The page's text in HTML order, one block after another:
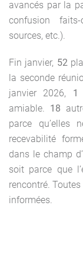
avancés par la
confusion
sources, etc.).
Fin janvier, 52
la seconde
janvier 2026, 1
amiable. 18
parce qu’elles
recevabilité
dans le champ
soit parce que
rencontré.
informées.